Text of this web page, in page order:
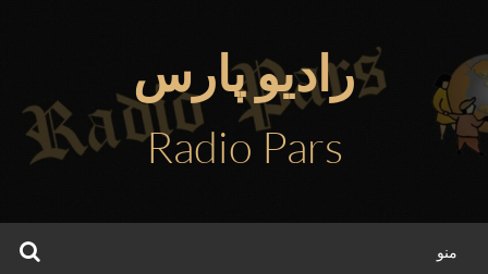
محتوا
رادیو پارس
Radio Pars
منو